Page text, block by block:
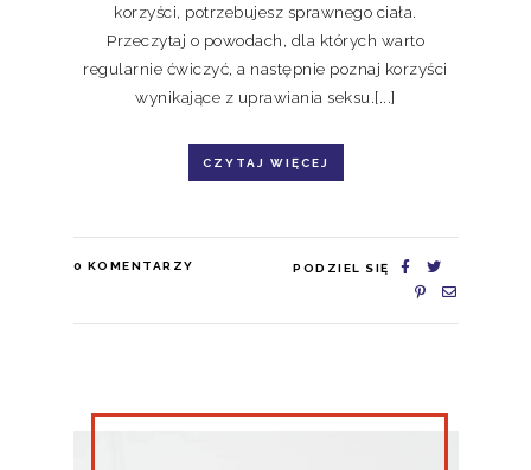
korzyści, potrzebujesz sprawnego ciała.
Przeczytaj o powodach, dla których warto
regularnie ćwiczyć, a następnie poznaj korzyści
wynikające z uprawiania seksu.[...]
CZYTAJ WIĘCEJ
0 KOMENTARZY PODZIEL SIĘ